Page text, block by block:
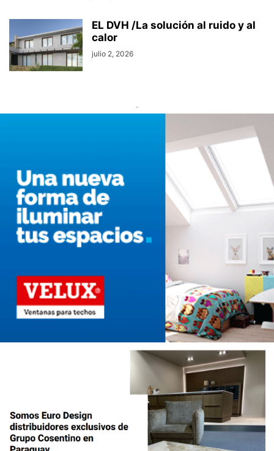
EL DVH /La solución al ruido y al
calor
julio 2, 2026
-